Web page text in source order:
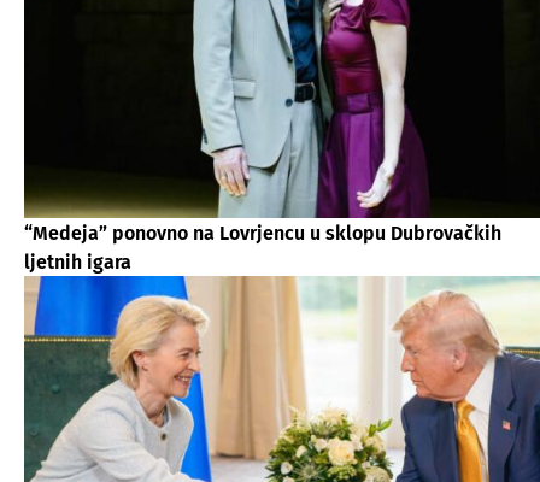
“Medeja” ponovno na Lovrjencu u sklopu Dubrovačkih
ljetnih igara